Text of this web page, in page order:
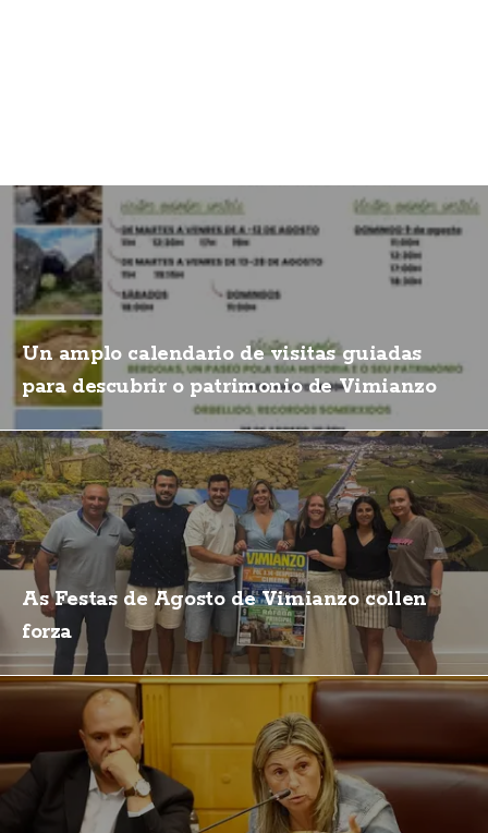
Un amplo calendario de visitas guiadas
para descubrir o patrimonio de Vimianzo
As Festas de Agosto de Vimianzo collen
forza